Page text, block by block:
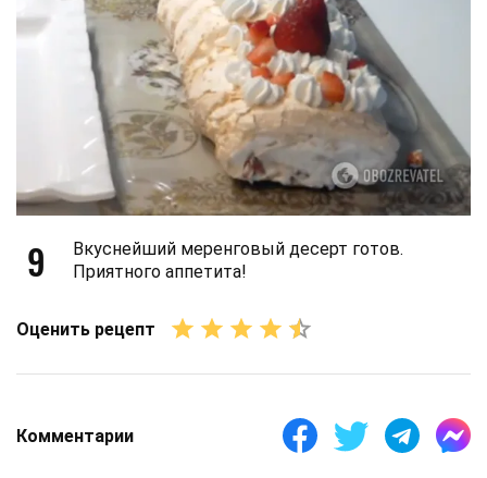
9
Вкуснейший меренговый десерт готов.
Приятного аппетита!
Оценить рецепт
Комментарии